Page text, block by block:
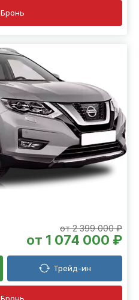
Бронь
от 2 399 000 ₽
от 1 074 000 ₽
Трейд-ин